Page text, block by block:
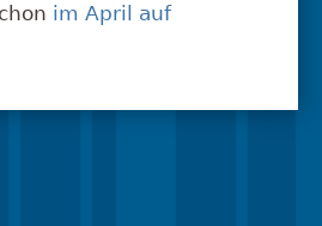
im April auf